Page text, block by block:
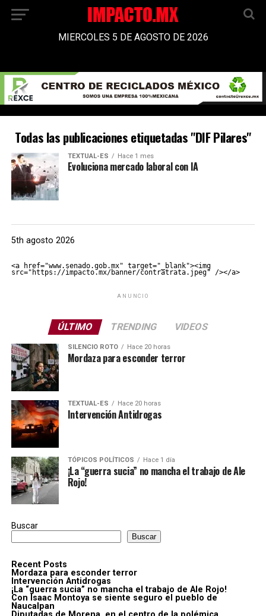
MIERCOLES 5 DE AGOSTO DE 2026
Todas las publicaciones etiquetadas "DIF Pilares"
TEXTUAL-ES Hace 1 mes
Evoluciona mercado laboral con IA
5th agosto 2026
<a href="www.senado.gob.mx" target="_blank"><img
src="https://impacto.mx/banner/contratrata.jpeg" /></a>
ANUNCIO
ÚLTIMO TRENDING VIDEOS
SILENCIO ROTO Hace 20 horas
Mordaza para esconder terror
TEXTUAL-ES Hace 20 horas
Intervención Antidrogas
TÓPICOS POLÍTICOS Hace 1 día
¡La “guerra sucia” no mancha el trabajo de Ale
Rojo!
Buscar
Buscar
Recent Posts
Mordaza para esconder terror
Intervención Antidrogas
¡La “guerra sucia” no mancha el trabajo de Ale Rojo!
Con Isaac Montoya se siente seguro el pueblo de
Naucalpan